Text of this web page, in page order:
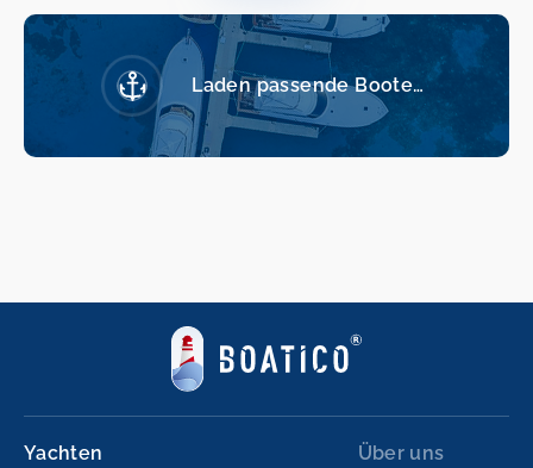
Laden passende Boote…
Yachten Über uns